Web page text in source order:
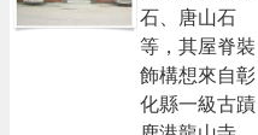
石、唐山石
等，其屋脊裝
飾構想來自彰
化縣一級古蹟